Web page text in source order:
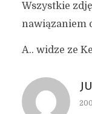
Wszystkie
nawiązaniem
A.. widze ze